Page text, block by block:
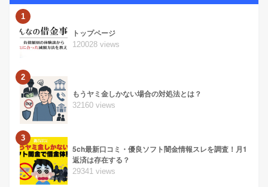
1
トップページ
120028 views
2
もうヤミ金しかない場合の対処法とは？
32160 views
3
5ch最新口コミ・優良ソフト闇金情報スレを調査！月1
返済は存在する？
29341 views